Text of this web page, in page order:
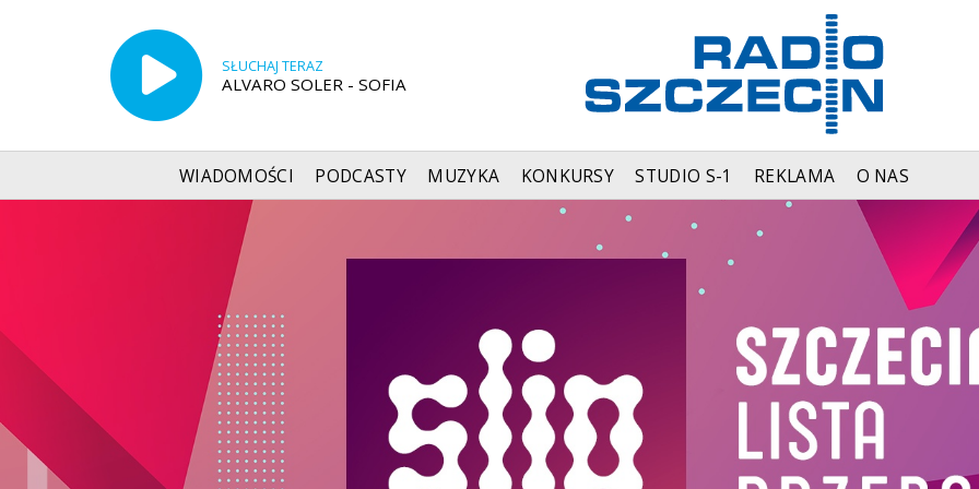
SŁUCHAJ TERAZ
ALVARO SOLER - SOFIA
WIADOMOŚCI PODCASTY MUZYKA KONKURSY STUDIO S-1 REKLAMA O NAS